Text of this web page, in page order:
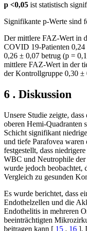
p <0,05 ist statistisch
Signifikante p-Werte sind
Der mittlere FAZ-Wert in
COVID 19-Patienten
0,26 ± 0,07 betrug (p =
mittlere FAZ-Wert in der
der Kontrollgruppe 0,30 ±
6 . Diskussion
Unsere Studie zeigte,
oberen Hemi-Quadranten
Schicht signifikant
und tiefe Parafovea
festgestellt, dass
WBC und Neutrophile
wurde jedoch
Vergleich zu gesunden
Es wurde berichtet, dass
Endothelzellen und die
Endothelitis in mehreren
beeinträchtigten
beitragen kann [ 15 , 16 ].